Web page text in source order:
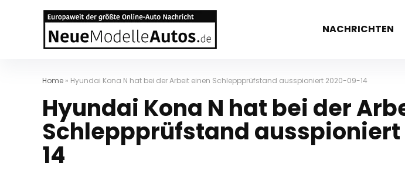
NACHRICHTEN
Home » Hyundai Kona N hat bei der Arbeit einen Schleppprüfstand ausspioniert 2020-09-14
Hyundai Kona N hat bei der
Schleppprüfstand
14